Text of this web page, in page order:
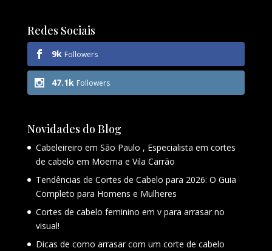
Redes Sociais
9k Followers
47.1k Followers
Novidades do Blog
Cabeleireiro em São Paulo , Especialista em cortes
de cabelo em Moema e Vila Carrão
Tendências de Cortes de Cabelo para 2026: O Guia
Completo para Homens e Mulheres
Cortes de cabelo feminino em v para arrasar no
visual!
Dicas de como arrasar com um corte de cabelo